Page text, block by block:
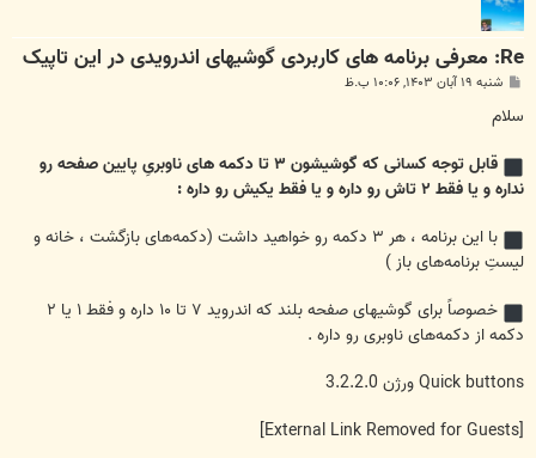
Re: معرفی برنامه های کاربردی گوشیهای اندرویدی در این تاپیک
پ
ت
شنبه ۱۹ آبان ۱۴۰۳, ۱۰:۰۶ ب.ظ
سلام
قابل توجه کسانی که گوشیشون ۳ تا دکمه های ناوبریِ پایین صفحه رو
نداره و یا فقط ۲ تاش رو داره و یا فقط یکیش رو داره :
با این برنامه ، هر ۳ دکمه رو خواهید داشت (دکمه‌های بازگشت ، خانه و
لیستِ برنامه‌های باز )
خصوصاً برای گوشیهای صفحه بلند که اندروید ۷ تا ۱۰ داره و فقط ۱ یا ۲
دکمه از دکمه‌های ناوبری رو داره .
Quick buttons ورژن 3.2.2.0